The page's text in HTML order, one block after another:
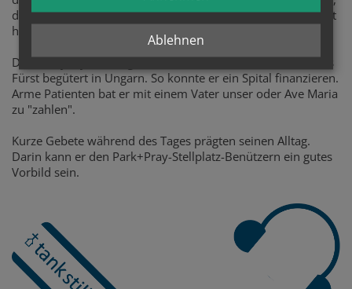
der gerne mit seinem Auto fuhr und es auch selber repariert
hat.
Dr. Batthyany war Augenarzt, Vater von 13 Kindern und als
Fürst begütert in Ungarn. So konnte er ein Spital finanzieren.
Arme Patienten bat er mit einem Vater unser oder Ave Maria
zu "zahlen".
Kurze Gebete während des Tages prägten seinen Alltag.
Darin kann er den Park+Pray-Stellplatz-Benützern ein gutes
Vorbild sein.
Ablehnen